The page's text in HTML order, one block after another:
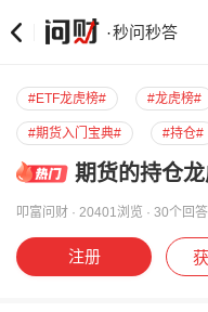
·秒问秒答
#ETF龙虎榜# #龙虎榜#
#期货入门宝典# #持仓#
期货的持仓
叩富问财 · 20401浏览 · 30个回答
注册